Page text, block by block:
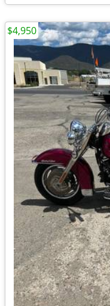
$4,950